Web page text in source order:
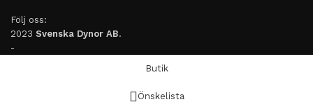
Följ oss:
2023 Svenska Dynor AB.
-
Butik
Önskelista